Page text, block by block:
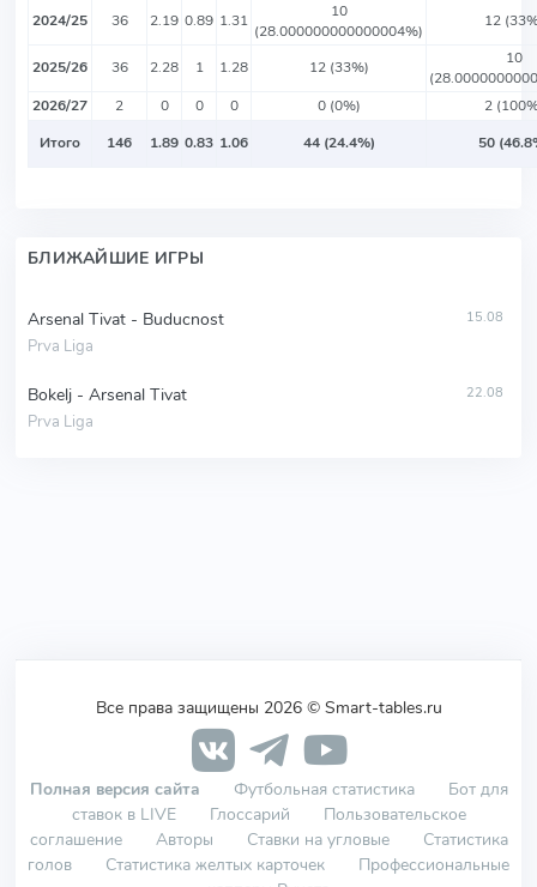
2024/25 36 2.19 0.89 1.31
10
(28.000000000000004%)
12
2025/26 36 2.28 1 1.28 12 (33%)
10
2026/27
2 0 0 0 0 (0%)
2
Итого
146 1.89 0.83 1.06 44 (24.4%) 50
БЛИЖАЙШИЕ ИГРЫ
Arsenal Tivat - Buducnost
Prva Liga
15.08
Bokelj - Arsenal Tivat
Prva Liga
22.08
Все права защищены 2026 © Smart-tables.ru
Полная версия сайта Футбольная статистика
Бот для
ставок в LIVE
Глоссарий
Пользовательское
соглашение
Авторы Ставки на угловые
Статистика
голов
Статистика желтых карточек
Профессиональные